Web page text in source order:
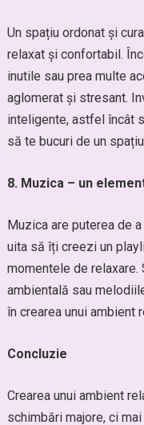
Un spațiu ordonat și
relaxat și confortabil.
inutile sau prea multe
aglomerat și stresant.
inteligente, astfel încât
să te bucuri de un
8. Muzica – un
Muzica are puterea de
uita să îți creezi un
momentele de relaxare.
ambientală sau
în crearea unui ambient
Concluzie
Crearea unui ambient
schimbări majore, ci